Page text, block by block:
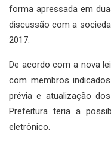
forma apressada em
discussão com a
2017.
De acordo com a nova
com membros
prévia e atualização
Prefeitura teria a
eletrônico.